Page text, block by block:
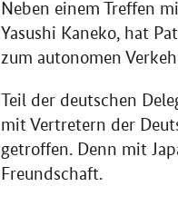
Neben einem Treffen
Yasushi Kaneko, hat
zum autonomen
Teil der deutschen
mit Vertretern der
getroffen. Denn mit
Freundschaft.